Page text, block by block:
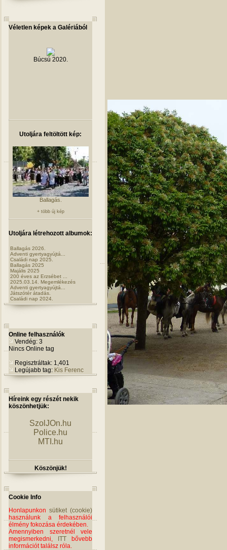
Véletlen képek a Galériából
Majális 2017
Utoljára feltöltött kép:
Ballagás.
+ több új kép
Utoljára létrehozott albumok:
Ballagás 2026.
Adventi gyertyagyújtá...
Családi nap 2025.
Ballagás 2025
Majális 2025
200 éves az Erzsébet ...
2025.03.14. Megemlékezés
Adventi gyertyagyújtá...
Játszótér átadás.
Családi nap 2024.
Online felhasználók
Vendég: 3
Nincs Online tag
Regisztráltak: 1,401
Legújabb tag: Kis Ferenc
Híreink egy részét nekik
köszönhetjük:
SzolJOn.hu
Police.hu
MTI.hu
Köszönjük!
Cookie Info
Honlapunkon sütiket (cookie)
használunk a felhasználói
élmény fokozása érdekében.
Amennyiben szeretnél vele
megismerkedni,
ITT bővebb
információt találsz róla.